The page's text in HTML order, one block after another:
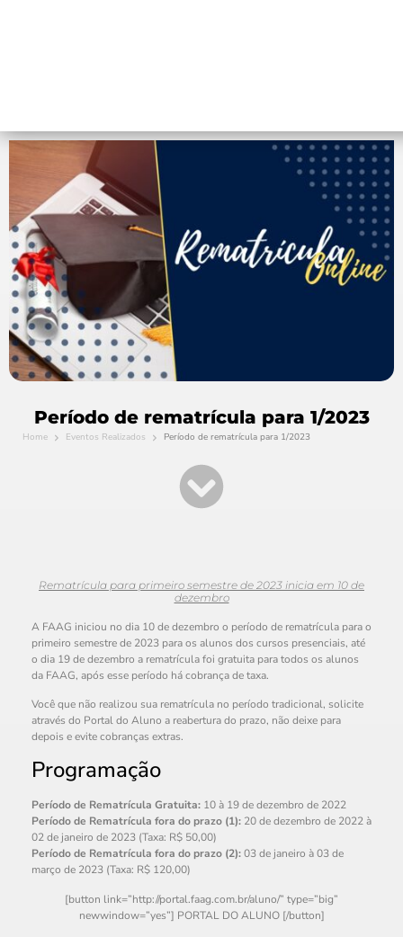
Período de rematrícula para 1/2023
Home Eventos Realizados Período de rematrícula para 1/2023
Rematrícula para primeiro semestre de 2023 inicia em 10 de
dezembro
A FAAG iniciou no dia 10 de dezembro o período de rematrícula para o
primeiro semestre de 2023 para os alunos dos cursos presenciais, até
o dia 19 de dezembro a rematrícula foi gratuita para todos os alunos
da FAAG, após esse período há cobrança de taxa.
Você que não realizou sua rematrícula no período tradicional, solicite
através do Portal do Aluno a reabertura do prazo, não deixe para
depois e evite cobranças extras.
Programação
Período de Rematrícula Gratuita: 10 à 19 de dezembro de 2022
Período de Rematrícula fora do prazo (1): 20 de dezembro de 2022 à
02 de janeiro de 2023 (Taxa: R$ 50,00)
Período de Rematrícula fora do prazo (2):03 de janeiro à 03 de
março de 2023 (Taxa: R$ 120,00)
[button link=”http://portal.faag.com.br/aluno/” type=”big”
newwindow=”yes”] PORTAL DO ALUNO [/button]